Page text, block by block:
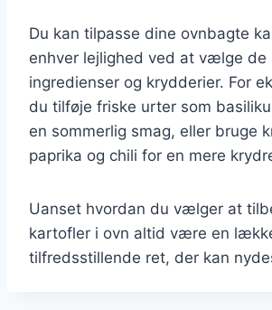
Du kan tilpasse dine ovnbagte
enhver lejlighed ved at vælge de
ingredienser og krydderier. For
du tilføje friske urter som
en sommerlig smag, eller bruge
paprika og chili for en mere
Uanset hvordan du vælger at
kartofler i ovn altid være en
tilfredsstillende ret, der kan